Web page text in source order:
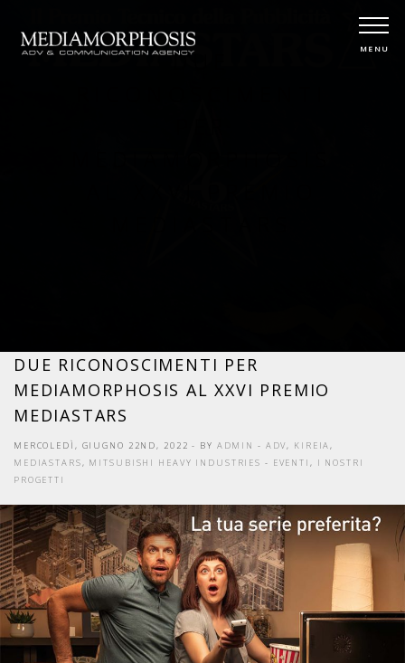
MENU
DUE
DUE RICONOSCIMENTI PER
MEDIAMORPHOSIS AL XXVI PREMIO
MEDIASTARS
MERCOLEDÌ, GIUGNO 22ND, 2022 - BY ADMIN - ADV, KIREIA,
MEDIASTARS, MITSUBISHI HEAVY INDUSTRIES - EVENTI , I NOSTRI
PROGETTI